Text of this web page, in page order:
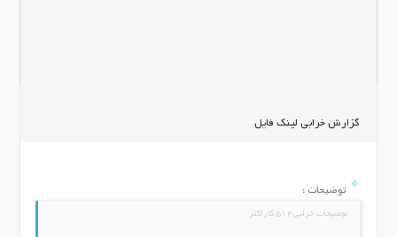
گزارش خرابی لینک فایل
توضیحات :